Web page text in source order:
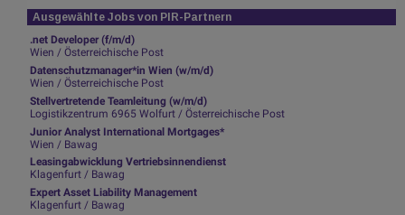
Ausgewählte Jobs von PIR-Partnern
.net Developer (f/m/d)
Wien / Österreichische Post
Datenschutzmanager*in Wien (w/m/d)
Wien / Österreichische Post
Stellvertretende Teamleitung (w/m/d)
Logistikzentrum 6965 Wolfurt / Österreichische Post
Junior Analyst International Mortgages*
Wien / Bawag
Leasingabwicklung Vertriebsinnendienst
Klagenfurt / Bawag
Expert Asset Liability Management
Klagenfurt / Bawag